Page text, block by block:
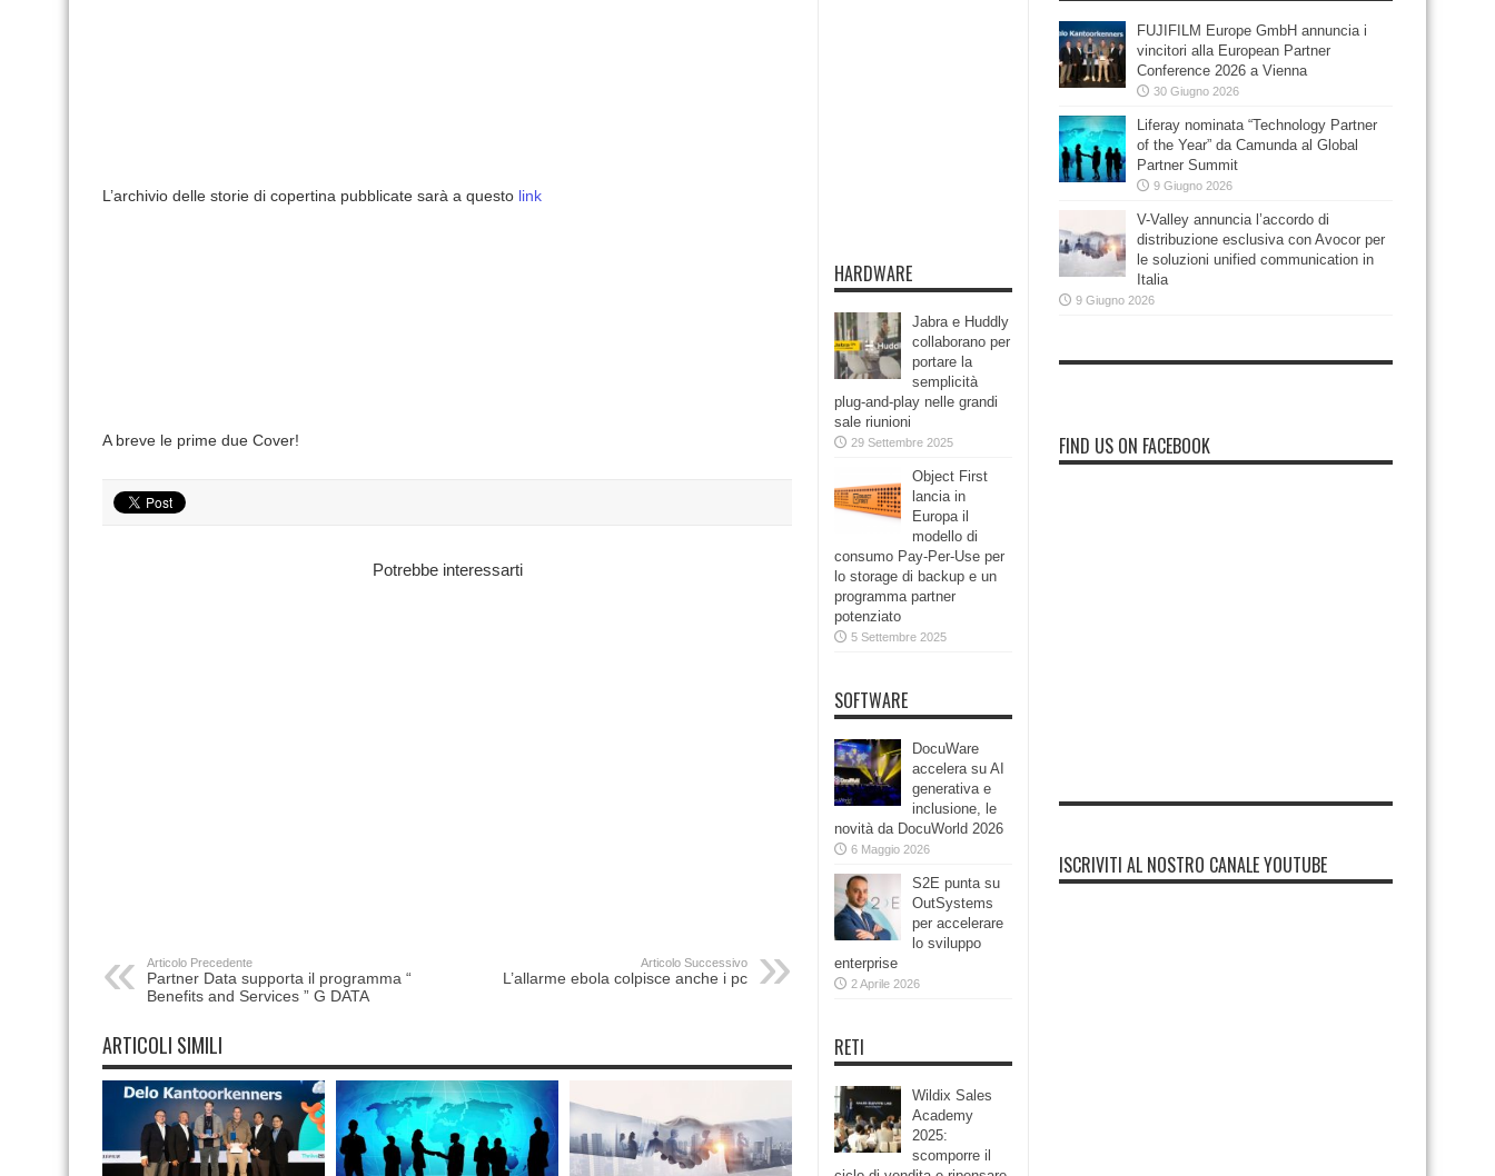
L’archivio delle storie di copertina pubblicate sarà a questo link
A breve le prime due Cover!
Potrebbe interessarti
Articolo Precedente
Partner Data supporta il programma “
Benefits and Services ” G DATA
Articolo Successivo
L’allarme ebola colpisce anche i pc
ARTICOLI SIMILI
HARDWARE
Jabra e Huddly
collaborano per
portare la
semplicità
plug-and-play nelle grandi
sale riunioni
29 Settembre 2025
Object First
lancia in
Europa il
modello di
consumo Pay-Per-Use per
lo storage di backup e un
programma partner
potenziato
5 Settembre 2025
SOFTWARE
DocuWare
accelera su AI
generativa e
inclusione, le
novità da DocuWorld 2026
6 Maggio 2026
S2E punta su
OutSystems
per accelerare
lo sviluppo
enterprise
2 Aprile 2026
RETI
Wildix Sales
Academy
2025:
scomporre il
FUJIFILM Europe GmbH annuncia i
vincitori alla European Partner
Conference 2026 a Vienna
30 Giugno 2026
Liferay nominata “Technology Partner
of the Year” da Camunda al Global
Partner Summit
9 Giugno 2026
V-Valley annuncia l’accordo di
distribuzione esclusiva con Avocor per
le soluzioni unified communication in
Italia
9 Giugno 2026
FIND US ON FACEBOOK
ISCRIVITI AL NOSTRO CANALE YOUTUBE